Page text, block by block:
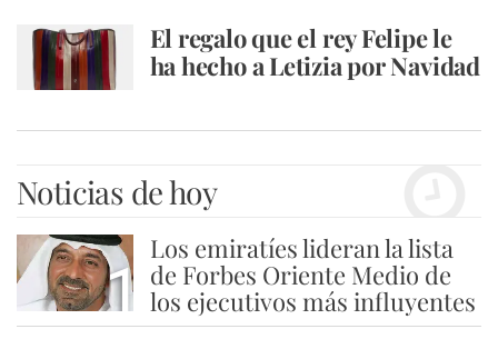
El regalo que el rey Felipe le
ha hecho a Letizia por Navidad
Noticias de hoy
1
Los emiratíes lideran la lista
de Forbes Oriente Medio de
los ejecutivos más influyentes